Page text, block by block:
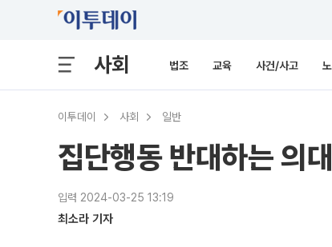
사회 법조 교육 사건/사고
이투데이 사회 일반
집단행동 반대하는 의
입력 2024-03-25 13:19
최소라 기자